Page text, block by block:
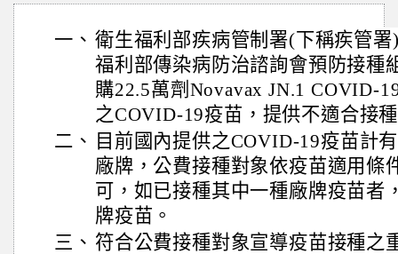
一、 衛生福利部疾病管制署(下稱疾管
福利部傳染病防治諮詢會預防接種
購22.5萬劑Novavax JN.1 COVID-
之COVID-19疫苗，提供不適合接
二、
目前國內提供之COVID-19疫苗計
廠牌，公費接種對象依疫苗適用條
可，如已接種其中一種廠牌疫苗者
牌疫苗。
三、 符合公費接種對象宣導疫苗接種之